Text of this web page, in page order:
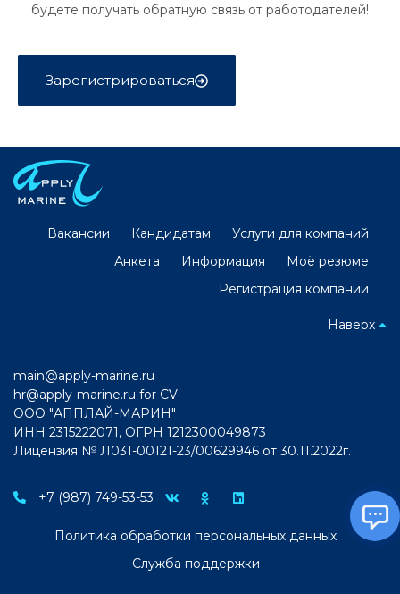
будете получать обратную связь от работодателей!
Зарегистрироваться
Вакансии Кандидатам
Услуги для компаний
Анкета
Информация
Моё резюме
Регистрация компании
Наверх
main@apply-marine.ru
hr@apply-marine.ru for CV
ООО "АППЛАЙ-МАРИН"
ИНН 2315222071, ОГРН 1212300049873
Лицензия № Л031-00121-23/00629946 от 30.11.2022г.
+7 (987) 749-53-53
Политика обработки персональных данных
Служба поддержки